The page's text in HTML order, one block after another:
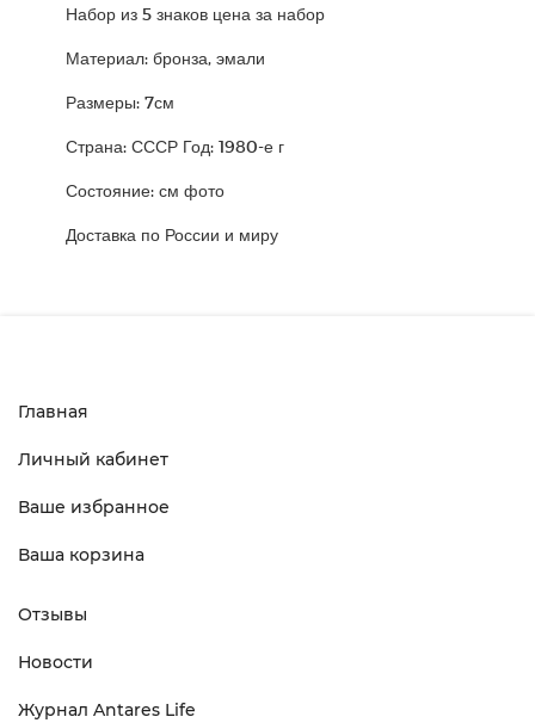
Набор из 5 знаков цена за набор
Материал: бронза, эмали
Размеры: 7см
Страна: СССР Год: 1980-е г
Состояние: см фото
Доставка по России и миру
Главная
Личный кабинет
Ваше избранное
Ваша корзина
Отзывы
Новости
Журнал Antares Life